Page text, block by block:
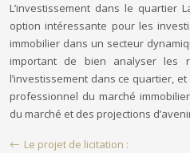
L’investissement dans le quartier
option intéressante pour les
immobilier dans un secteur
important de bien analyser les
l’investissement dans ce quartier,
professionnel du marché
du marché et des projections
Le projet de licitation :